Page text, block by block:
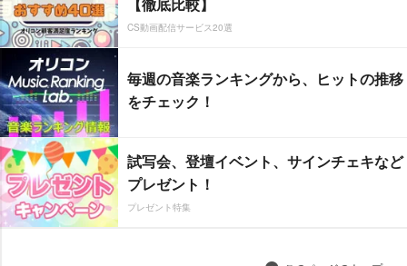
【徹底比較】
CS動画配信サービス20選
毎週の音楽ランキングから、ヒットの推移
をチェック！
試写会、登壇イベント、サインチェキなど
プレゼント！
プレゼント特集